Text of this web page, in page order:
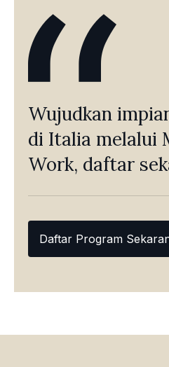
Wujudkan
di Italia melalui
Work, daftar
Daftar Program